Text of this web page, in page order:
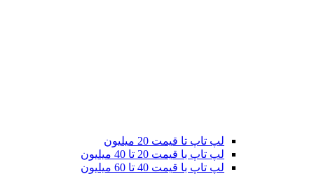
لپ تاپ تا قیمت 20 میلیون
لپ تاپ با قیمت 20 تا 40 میلیون
لپ تاپ با قیمت 40 تا 60 میلیون